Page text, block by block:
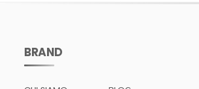
BRAND